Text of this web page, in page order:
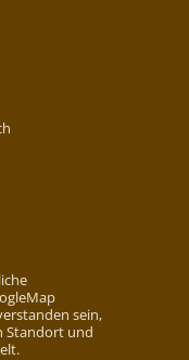
sein,
Standort und